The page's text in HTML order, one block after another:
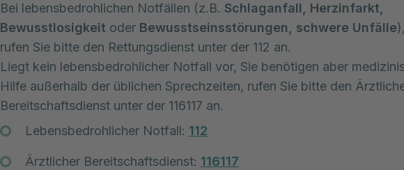
Bei lebensbedrohlichen Notfällen (z.B. Schlaganfall, Herzinfarkt,
Bewusstlosigkeit oder Bewusstseinsstörungen, schwere Unfälle),
rufen Sie bitte den Rettungsdienst unter der 112 an.
Liegt kein lebensbedrohlicher Notfall vor, Sie benötigen aber
Hilfe außerhalb der üblichen Sprechzeiten, rufen Sie bitte den
Bereitschaftsdienst unter der 116117 an.
Lebensbedrohlicher Notfall: 112
Ärztlicher Bereitschaftsdienst: 116117